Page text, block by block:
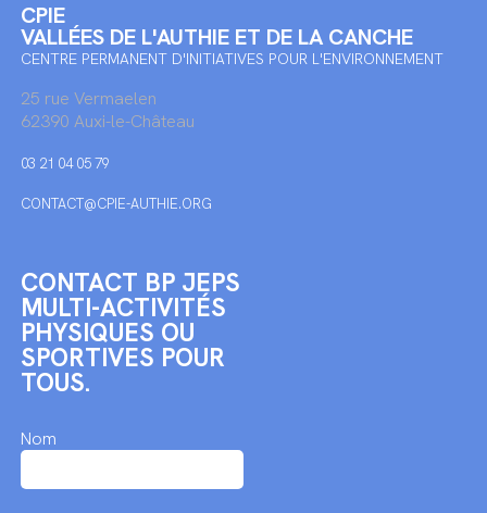
CPIE
VALLÉES DE L'AUTHIE ET DE LA CANCHE
CENTRE PERMANENT D'INITIATIVES POUR L'ENVIRONNEMENT
25 rue Vermaelen
62390 Auxi-le-Château
03 21 04 05 79
CONTACT@CPIE-AUTHIE.ORG
CONTACT BP JEPS
MULTI-ACTIVITÉS
PHYSIQUES OU
SPORTIVES POUR
TOUS.
Nom